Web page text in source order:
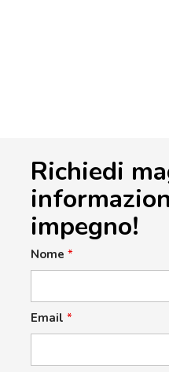
Richiedi
impegno!
Nome *
Email *